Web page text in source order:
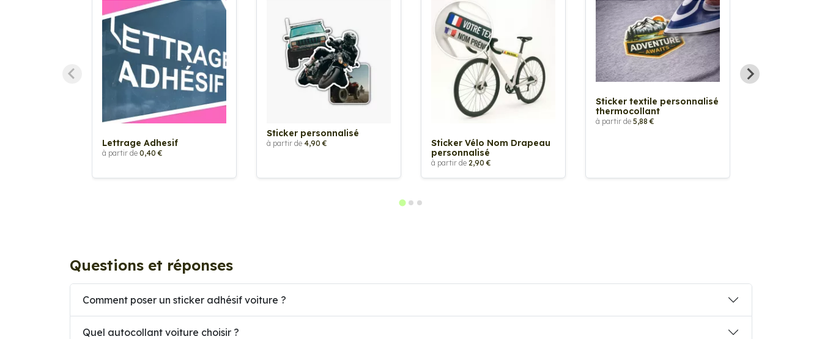
Lettrage Adhesif
à partir de 0,40 €
Sticker personnalisé
à partir de 4,90 €
Sticker Vélo Nom Drapeau
personnalisé
à partir de 2,90 €
Sticker textile personnalisé
thermocollant
à partir de 5,88 €
Questions et réponses
Comment poser un sticker adhésif voiture ?
Quel autocollant voiture choisir ?